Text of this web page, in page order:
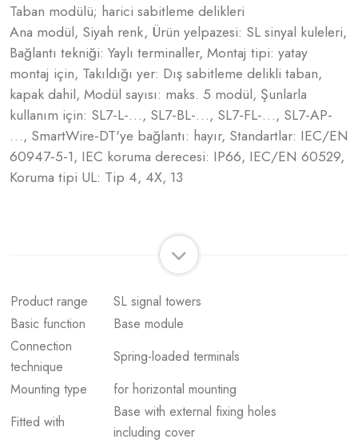
Taban modülü; harici sabitleme delikleri
Ana modül, Siyah renk, Ürün yelpazesi: SL sinyal kuleleri,
Bağlantı tekniği: Yaylı terminaller, Montaj tipi: yatay
montaj için, Takıldığı yer: Dış sabitleme delikli taban,
kapak dahil, Modül sayısı: maks. 5 modül, Şunlarla
kullanım için: SL7-L-…, SL7-BL-…, SL7-FL-…, SL7-AP-
…, SmartWire-DT'ye bağlantı: hayır, Standartlar: IEC/EN
60947-5-1, IEC koruma derecesi: IP66, IEC/EN 60529,
Koruma tipi UL: Tip 4, 4X, 13
Product range
SL signal towers
Basic function
Base module
Connection
technique
Spring-loaded terminals
Mounting type
for horizontal mounting
Fitted with
Base with external fixing holes
including cover